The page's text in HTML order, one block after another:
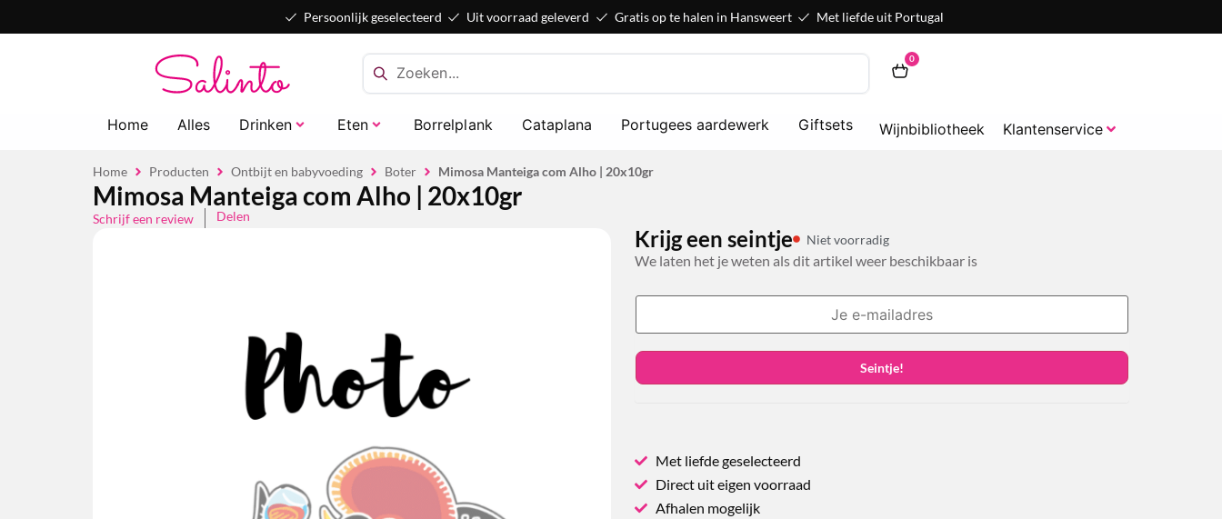
Persoonlijk geselecteerd Uit voorraad geleverd Gratis op te halen in Hansweert Met liefde uit Portugal
0
Home Alles Drinken Eten Borrelplank Cataplana Portugees aardewerk Giftsets Wijnbibliotheek Klantenservice
Home Producten Ontbijt en babyvoeding Boter Mimosa Manteiga com Alho | 20x10gr
Mimosa Manteiga com Alho | 20x10gr
Schrijf een review Delen
Krijg een seintje Niet voorradig
We laten het je weten als dit artikel weer beschikbaar is
Seintje!
Met liefde geselecteerd
Direct uit eigen voorraad
Afhalen mogelijk